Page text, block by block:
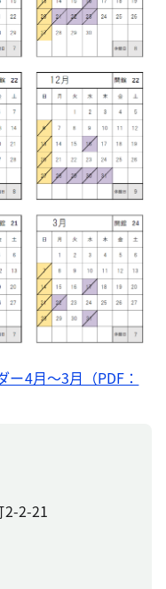
ー4月～3月（PDF：
2-2-21